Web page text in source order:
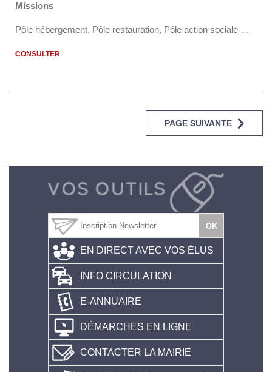
Missions
Pôle hébergement, Pôle restauration, Pôle action sociale …
CONSULTER
PAGE SUIVANTE
EN DIRECT AVEC VOS ÉLUS
INFO CIRCULATION
E-ANNUAIRE
DÉMARCHES EN LIGNE
CONTACTER LA MAIRIE